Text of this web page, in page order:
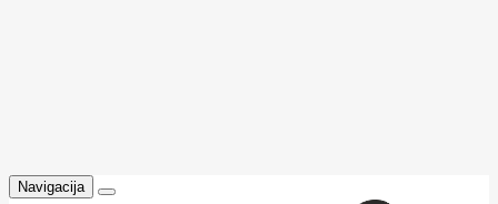
Navigacija